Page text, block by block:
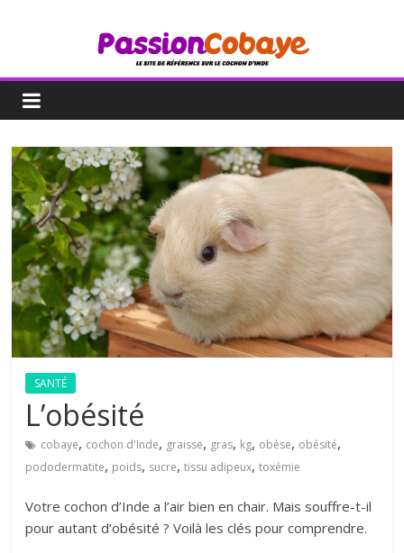
SANTÉ
L’obésité
cobaye, cochon d'Inde, graisse, gras, kg, obèse, obésité,
pododermatite, poids, sucre,tissu adipeux,toxémie
Votre cochon d’Inde a l’air bien en chair. Mais souffre-t-il
pour autant d’obésité ? Voilà les clés pour comprendre.